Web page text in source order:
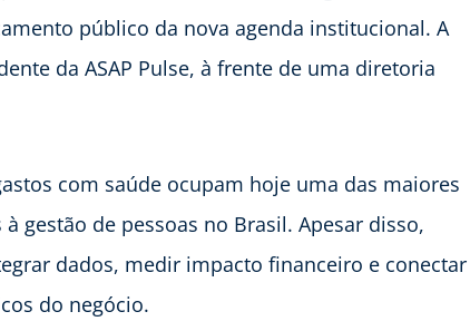
público da nova agenda institucional. A
da ASAP Pulse, à frente de uma diretoria
com saúde ocupam hoje uma das maiores
gestão de pessoas no Brasil. Apesar disso,
dados, medir impacto financeiro e conectar
do negócio.